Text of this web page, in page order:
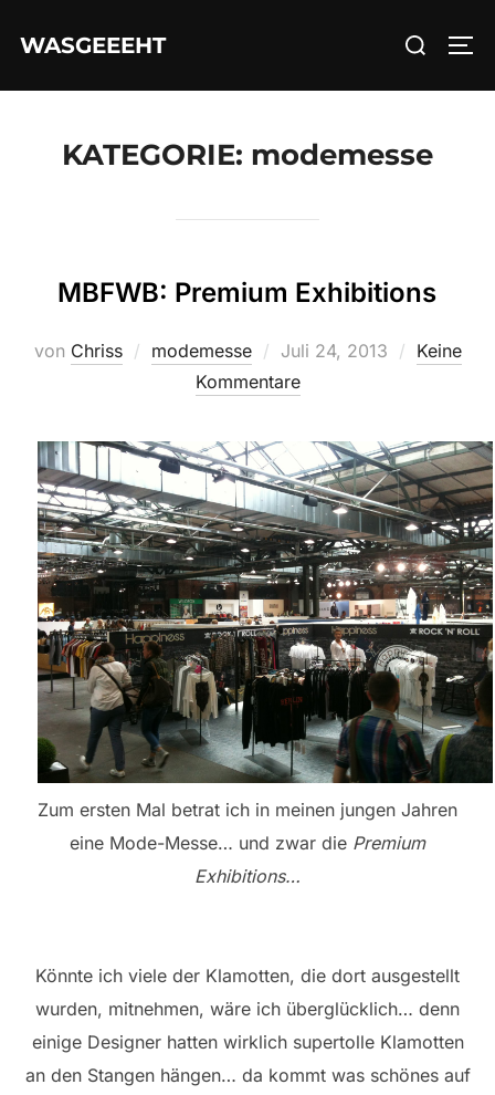
InhaltWASGEEEHT
Suchen
KATEGORIE: modemesse
MBFWB: Premium Exhibitions
von Chriss modemesse
Veröffentlicht
am
Juli 24, 2013
Keine
Kommentare
Zum ersten Mal betrat ich in meinen jungen Jahren
eine Mode-Messe… und zwar die Premium
Exhibitions…
Könnte ich viele der Klamotten, die dort ausgestellt
wurden, mitnehmen, wäre ich überglücklich… denn
einige Designer hatten wirklich supertolle Klamotten
an den Stangen hängen… da kommt was schönes auf